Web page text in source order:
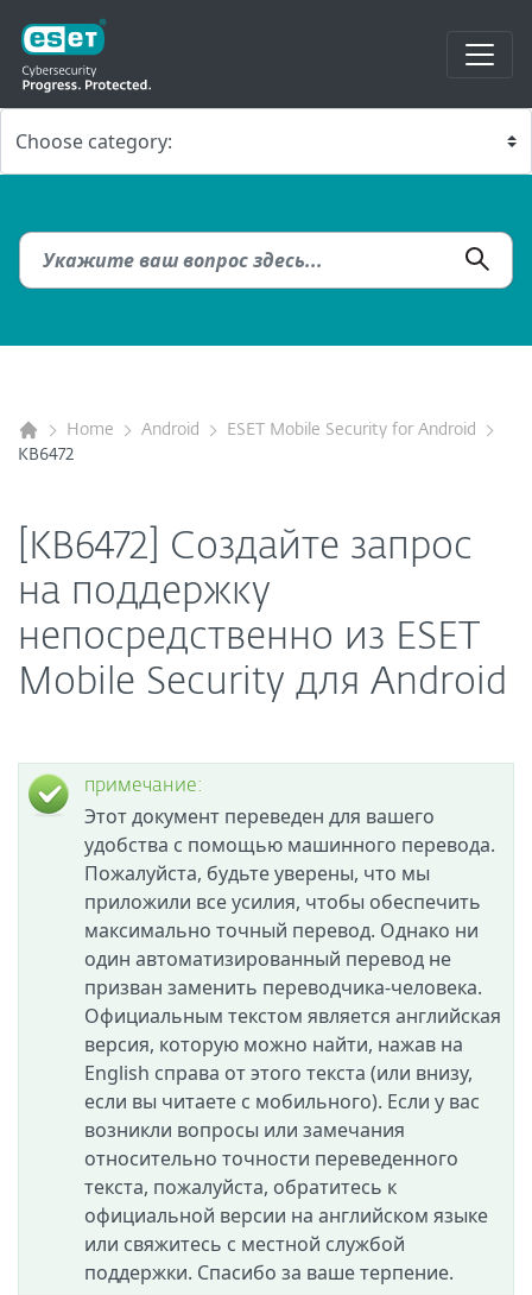
Home Android
ESET Mobile Security for Android
KB6472
[KB6472] Создайте запрос
на поддержку
непосредственно из ESET
Mobile Security для Android
примечание:
Этот документ переведен для вашего
удобства с помощью машинного перевода.
Пожалуйста, будьте уверены, что мы
приложили все усилия, чтобы обеспечить
максимально точный перевод. Однако ни
один автоматизированный перевод не
призван заменить переводчика-человека.
Официальным текстом является английская
версия, которую можно найти, нажав на
English справа от этого текста (или внизу,
если вы читаете с мобильного). Если у вас
возникли вопросы или замечания
относительно точности переведенного
текста, пожалуйста, обратитесь к
официальной версии на английском языке
или свяжитесь с местной службой
поддержки. Спасибо за ваше терпение.